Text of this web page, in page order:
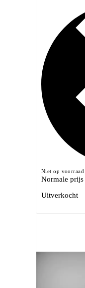
Niet op voorraad
Normale prijs
Uitverkocht